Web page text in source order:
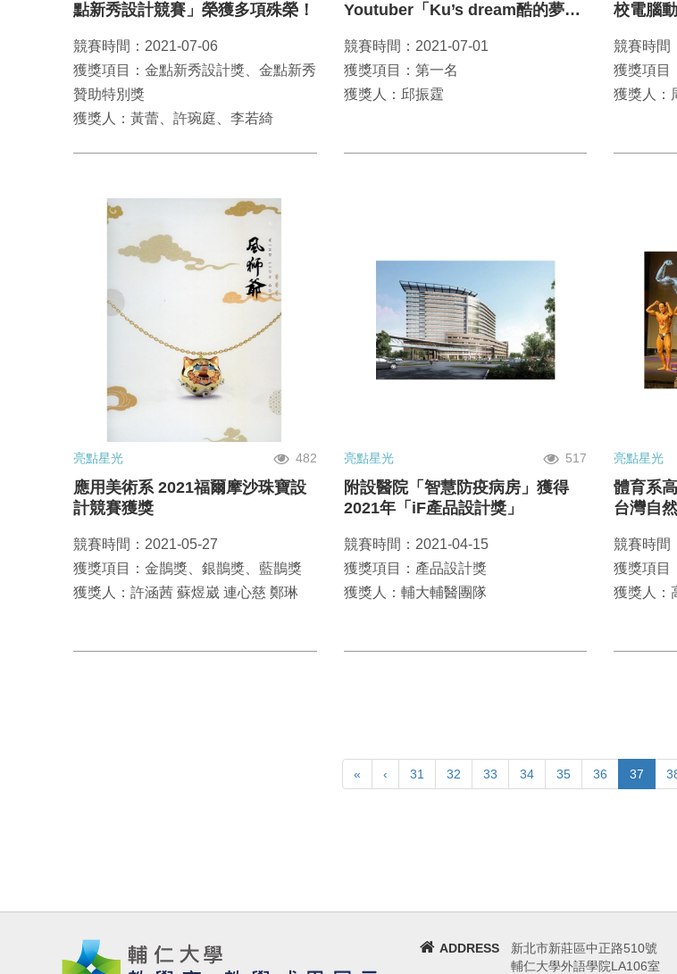
點新秀設計競賽」榮獲多項殊榮！
競賽時間：2021-07-06
獲獎項目：金點新秀設計獎、金點新秀
贊助特別獎
獲獎人：黃蕾、許琬庭、李若綺
Youtuber「Ku’s dream酷的夢」
競賽時間：2021-07-01
獲獎項目：第一名
獲獎人：邱振霆
校電腦
競賽時間
獲獎項目
獲獎人：
亮點星光 482
應用美術系 2021福爾摩沙珠寶設
計競賽獲獎
競賽時間：2021-05-27
獲獎項目：金鵲獎、銀鵲獎、藍鵲獎
獲獎人：許涵茜 蘇煜崴 連心慈 鄭琳
亮點星光 517
附設醫院「智慧防疫病房」獲得
2021年「iF產品設計獎」
競賽時間：2021-04-15
獲獎項目：產品設計獎
獲獎人：輔大輔醫團隊
亮點星光
體育系
台灣自
競賽時間
獲獎項目
獲獎人：
« ‹ 31 32 33 34 35 36 37
ADDRESS
新北市新莊區中正路510號
輔仁大學外語學院LA106室